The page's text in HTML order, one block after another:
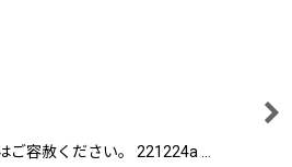
容赦ください。 221224a …